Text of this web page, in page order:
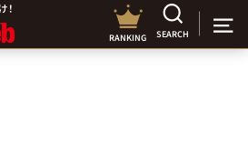
RANKING SEARCH